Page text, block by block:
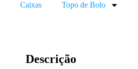
Caixas Topo de Bolo
Descrição